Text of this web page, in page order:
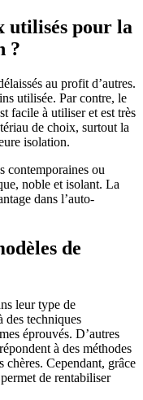
utilisés pour la
?
au profit d’autres.
utilisée. Par contre, le
facile à utiliser et est très
de choix, surtout la
isolation.
contemporaines ou
noble et isolant. La
dans l’auto-
de
leur type de
des techniques
éprouvés. D’autres
à des méthodes
chères. Cependant, grâce
de rentabiliser